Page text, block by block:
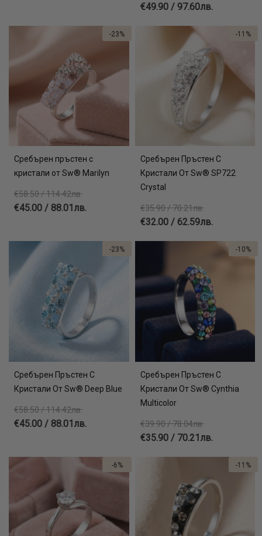
€49.90 / 97.60лв.
Сребърен пръстен с
кристали от Sw® Mаrilyn
€58.50 / 114.42лв.
€45.00 / 88.01лв.
-23%
Сребърен Пръстен С
Кристали От Sw® SP722
Crystal
€35.90 / 70.21лв.
€32.00 / 62.59лв.
-11%
Сребърен Пръстен С
Кристали От Sw® Deep Blue
€58.50 / 114.42лв.
€45.00 / 88.01лв.
-23%
Сребърен Пръстен С
Кристали От Sw® Cynthia
Multicolor
€39.90 / 78.04лв.
€35.90 / 70.21лв.
-10%
-6% -11%